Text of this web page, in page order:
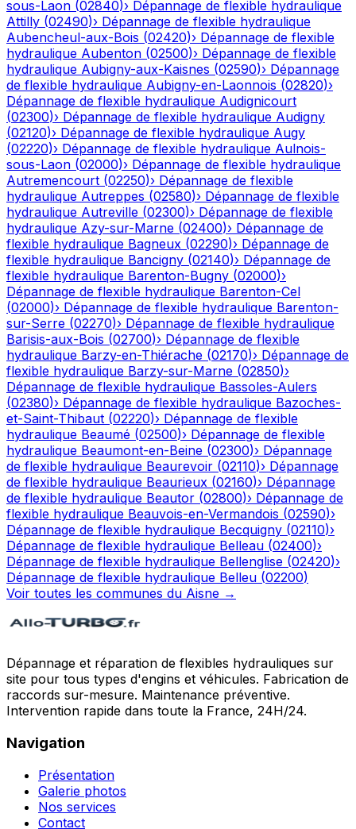
sous-Laon (02840)› Dépannage de flexible hydraulique
Attilly (02490)› Dépannage de flexible hydraulique
Aubencheul-aux-Bois (02420)› Dépannage de flexible
hydraulique Aubenton (02500)› Dépannage de flexible
hydraulique Aubigny-aux-Kaisnes (02590)› Dépannage
de flexible hydraulique Aubigny-en-Laonnois (02820)›
Dépannage de flexible hydraulique Audignicourt
(02300)› Dépannage de flexible hydraulique Audigny
(02120)› Dépannage de flexible hydraulique Augy
(02220)› Dépannage de flexible hydraulique Aulnois-
sous-Laon (02000)› Dépannage de flexible hydraulique
Autremencourt (02250)› Dépannage de flexible
hydraulique Autreppes (02580)› Dépannage de flexible
hydraulique Autreville (02300)› Dépannage de flexible
hydraulique Azy-sur-Marne (02400)› Dépannage de
flexible hydraulique Bagneux (02290)› Dépannage de
flexible hydraulique Bancigny (02140)› Dépannage de
flexible hydraulique Barenton-Bugny (02000)›
Dépannage de flexible hydraulique Barenton-Cel
(02000)› Dépannage de flexible hydraulique Barenton-
sur-Serre (02270)› Dépannage de flexible hydraulique
Barisis-aux-Bois (02700)› Dépannage de flexible
hydraulique Barzy-en-Thiérache (02170)› Dépannage de
flexible hydraulique Barzy-sur-Marne (02850)›
Dépannage de flexible hydraulique Bassoles-Aulers
(02380)› Dépannage de flexible hydraulique Bazoches-
et-Saint-Thibaut (02220)› Dépannage de flexible
hydraulique Beaumé (02500)› Dépannage de flexible
hydraulique Beaumont-en-Beine (02300)› Dépannage
de flexible hydraulique Beaurevoir (02110)› Dépannage
de flexible hydraulique Beaurieux (02160)› Dépannage
de flexible hydraulique Beautor (02800)› Dépannage de
flexible hydraulique Beauvois-en-Vermandois (02590)›
Dépannage de flexible hydraulique Becquigny (02110)›
Dépannage de flexible hydraulique Belleau (02400)›
Dépannage de flexible hydraulique Bellenglise (02420)›
Dépannage de flexible hydraulique Belleu (02200)
Voir toutes les communes du Aisne →
Dépannage et réparation de flexibles hydrauliques sur
site pour tous types d'engins et véhicules. Fabrication de
raccords sur-mesure. Maintenance préventive.
Intervention rapide dans toute la France, 24H/24.
Navigation
Présentation
Galerie photos
Nos services
Contact